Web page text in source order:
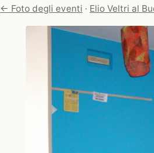
← Foto degli eventi · Elio Veltri al